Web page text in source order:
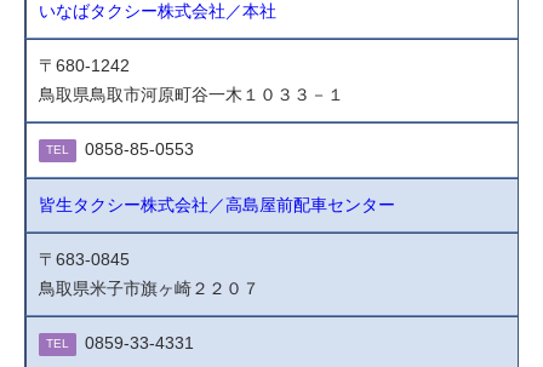
いなばタクシー株式会社／本社
〒680-1242
鳥取県鳥取市河原町谷一木１０３３－１
TEL 0858-85-0553
皆生タクシー株式会社／高島屋前配車センター
〒683-0845
鳥取県米子市旗ヶ崎２２０７
TEL 0859-33-4331